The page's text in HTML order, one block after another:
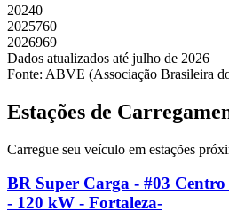
20240
2025760
2026969
Dados atualizados até julho de 2026
Fonte: ABVE (Associação Brasileira
Estações de
Carregue seu veículo em estações
BR Super Carga - #03
- 120 kW - Fortaleza-